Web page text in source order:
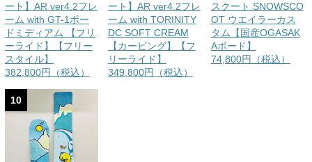
ート】AR ver4.2フレ
ーム with GT-1ボー
ドミディアム 【フリ
ーライド】【フリー
スタイル】
382,800円（税込）
ート】AR ver4.2フレ
ーム with TORINITY
DC SOFT CREAM
【カービング】【フ
リーライド】
349,800円（税込）
スクート SNOWSCO
OT ウエイラーカス
タム【国産OGASAK
Aボード】
74,800円（税込）
10